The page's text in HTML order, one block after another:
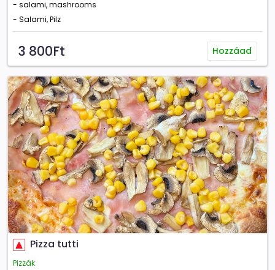
- salami, mashrooms
- Salami, Pilz
3 800Ft Hozzáad
Pizza tutti
Pizzák